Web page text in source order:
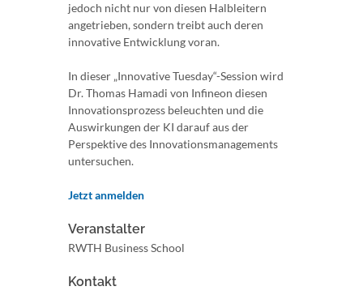
jedoch nicht nur von diesen Halbleitern
angetrieben, sondern treibt auch deren
innovative Entwicklung voran.
In dieser „Innovative Tuesday“-Session wird
Dr. Thomas Hamadi von Infineon diesen
Innovationsprozess beleuchten und die
Auswirkungen der KI darauf aus der
Perspektive des Innovationsmanagements
untersuchen.
Jetzt anmelden
Veranstalter
RWTH Business School
Kontakt